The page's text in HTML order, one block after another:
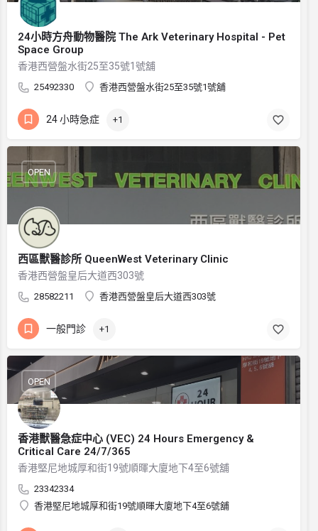
24小時方舟動物醫院 The Ark Veterinary Hospital - Pet
Space Group
香港西營盤水街25至35號1號舖
25492330 香港西營盤水街25至35號1號舖
24 小時急症 +1
西區獸醫診所 QueenWest Veterinary Clinic
香港西營盤皇后大道西303號
28582211 香港西營盤皇后大道西303號
OPEN
一般門診 +1
香港獸醫急症中心 (VEC) 24 Hours Emergency &
Critical Care 24/7/365
香港堅尼地城厚和街19號順暉大廈地下4至6號舖
23342334
香港堅尼地城厚和街19號順暉大廈地下4至6號舖
OPEN